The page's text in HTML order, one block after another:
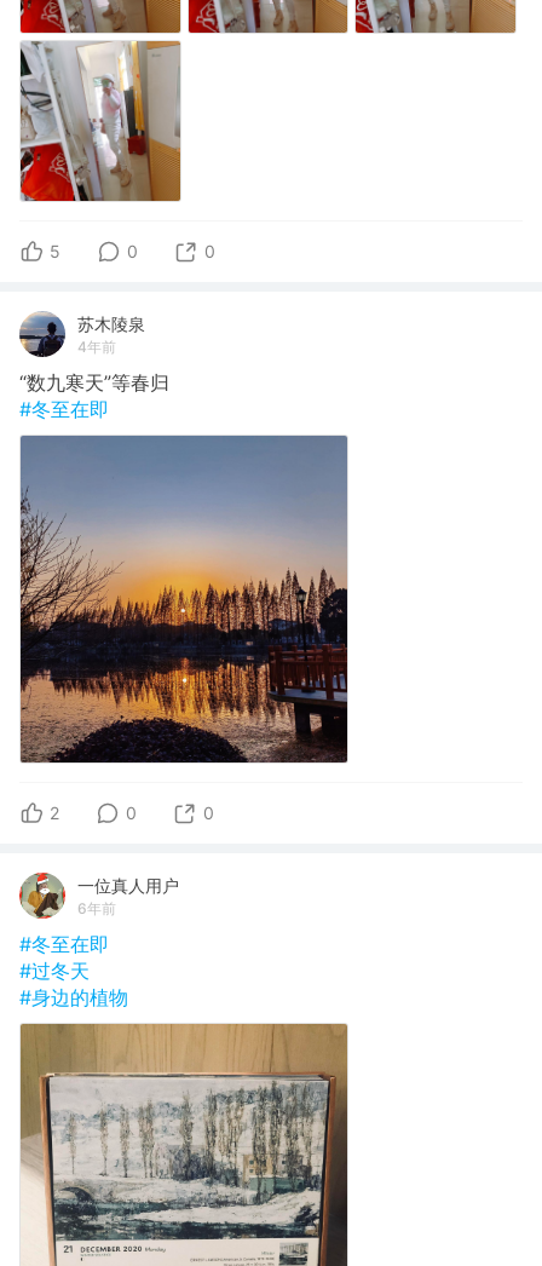
5 0 0
苏木陵泉
4年前
“数九寒天”等春归
#冬至在即
2 0 0
一位真人用户
6年前
#冬至在即
#过冬天
#身边的植物